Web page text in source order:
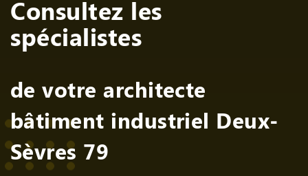
Consultez les
spécialistes
de votre architecte
bâtiment industriel Deux-
Sèvres 79